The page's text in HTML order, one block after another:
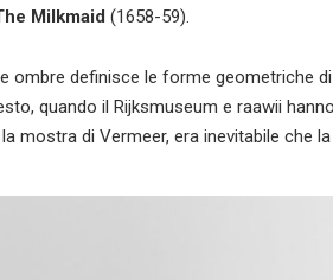
Milkmaid (1658-59).
ombre definisce le forme geometriche
quando il Rijksmuseum e raawii
mostra di Vermeer, era inevitabile che